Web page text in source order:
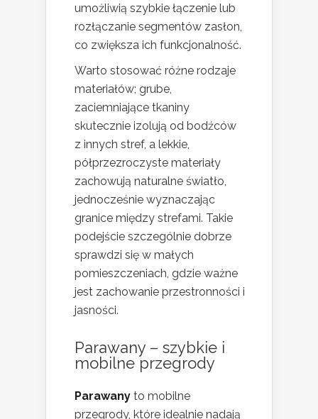
umożliwią szybkie łączenie lub
rozłączanie segmentów zasłon,
co zwiększa ich funkcjonalność.
Warto stosować różne rodzaje
materiałów; grube,
zaciemniające tkaniny
skutecznie izolują od bodźców
z innych stref, a lekkie,
półprzezroczyste materiały
zachowują naturalne światło,
jednocześnie wyznaczając
granice między strefami. Takie
podejście szczególnie dobrze
sprawdzi się w małych
pomieszczeniach, gdzie ważne
jest zachowanie przestronności i
jasności.
Parawany – szybkie i
mobilne przegrody
Parawany to mobilne
przegrody, które idealnie nadają